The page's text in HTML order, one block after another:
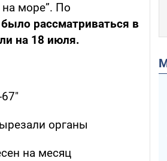
на море”. По
рассматриваться в
на 18 июля.
органы
на месяц